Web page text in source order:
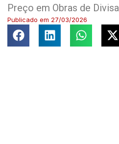
Preço em Obras de Divisa
Publicado em 27/03/2026